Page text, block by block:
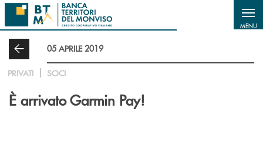
Salta al contenuto principale
MENU
05 APRILE 2019
PRIVATI SOCI
È arrivato Garmin Pay!